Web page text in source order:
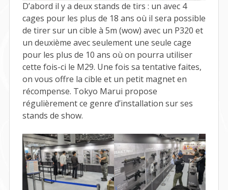
D’abord il y a deux stands de tirs : un avec 4
cages pour les plus de 18 ans où il sera possible
de tirer sur un cible à 5m (wow) avec un P320 et
un deuxième avec seulement une seule cage
pour les plus de 10 ans où on pourra utiliser
cette fois-ci le M29. Une fois sa tentative faites,
on vous offre la cible et un petit magnet en
récompense. Tokyo Marui propose
régulièrement ce genre d’installation sur ses
stands de show.